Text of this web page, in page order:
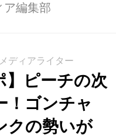
ア編集部
ディアライター
】ピーチの次
！ゴンチャ
クの勢いが